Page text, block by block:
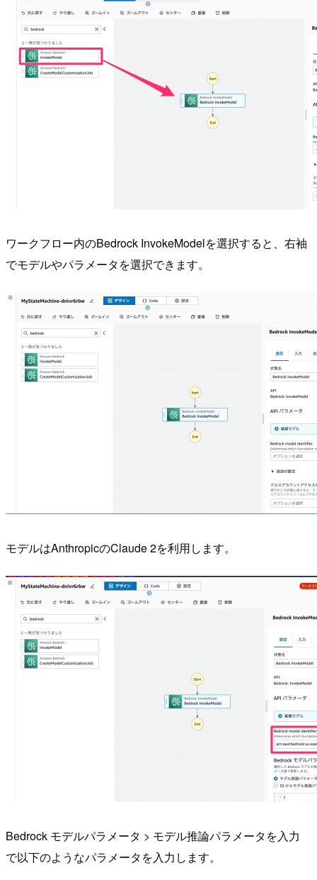
ワークフロー内のBedrock InvokeModelを選択すると、右袖
でモデルやパラメータを選択できます。
モデルはAnthropicのClaude 2を利用します。
Bedrock モデルパラメータ > モデル推論パラメータを入力
で以下のようなパラメータを入力します。